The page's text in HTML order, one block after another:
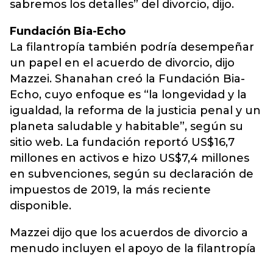
sabremos los detalles” del divorcio, dijo.
Fundación Bia-Echo
La filantropía también podría desempeñar
un papel en el acuerdo de divorcio, dijo
Mazzei. Shanahan creó la Fundación Bia-
Echo, cuyo enfoque es “la longevidad y la
igualdad, la reforma de la justicia penal y un
planeta saludable y habitable”, según su
sitio web. La fundación reportó US$16,7
millones en activos e hizo US$7,4 millones
en subvenciones, según su declaración de
impuestos de 2019, la más reciente
disponible.
Mazzei dijo que los acuerdos de divorcio a
menudo incluyen el apoyo de la filantropía